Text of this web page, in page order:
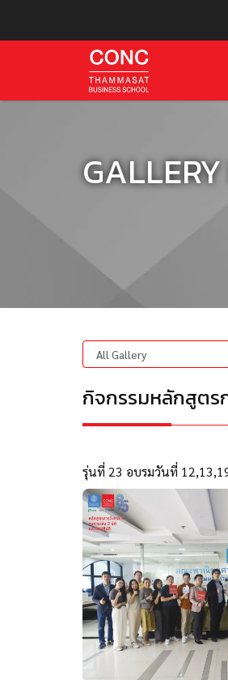
กิจกรรมหลักสูตร
รุ่นที่ 23 อบรมวันที่